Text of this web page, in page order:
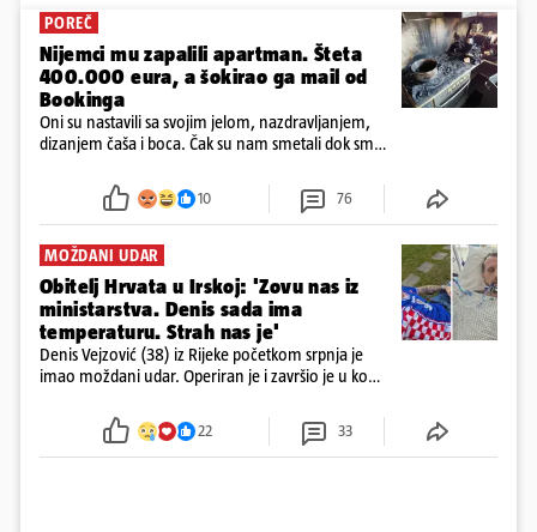
POREČ
Nijemci mu zapalili apartman. Šteta
400.000 eura, a šokirao ga mail od
Bookinga
Oni su nastavili sa svojim jelom, nazdravljanjem,
dizanjem čaša i boca. Čak su nam smetali dok smo
požar, rekao je vlasnik
10 76
MOŽDANI UDAR
Obitelj Hrvata u Irskoj: 'Zovu nas iz
ministarstva. Denis sada ima
temperaturu. Strah nas je'
Denis Vejzović (38) iz Rijeke početkom srpnja je
imao moždani udar. Operiran je i završio je u komi.
tamošnji liječnici ne vjeruju u oporavak: 'Imamo
22 33